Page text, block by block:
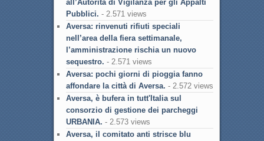
all’Autorità di Vigilanza per gli Appalti
Pubblici. - 2.571 views
Aversa: rinvenuti rifiuti speciali
nell’area della fiera settimanale,
l’amministrazione rischia un nuovo
sequestro. - 2.571 views
Aversa: pochi giorni di pioggia fanno
affondare la città di Aversa. - 2.572 views
Aversa, è bufera in tutt'Italia sul
consorzio di gestione dei parcheggi
URBANIA. - 2.573 views
Aversa, il comitato anti strisce blu